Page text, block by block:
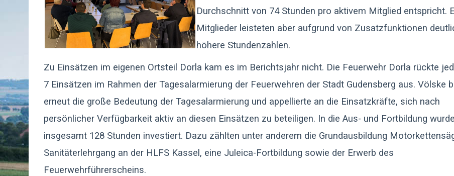
Durchschnitt von 74 Stunden pro aktivem Mitglied entspricht.
Mitglieder leisteten aber aufgrund von Zusatzfunktionen
höhere Stundenzahlen.
Zu Einsätzen im eigenen Ortsteil Dorla kam es im Berichtsjahr nicht. Die Feuerwehr Dorla rückte
7 Einsätzen im Rahmen der Tagesalarmierung der Feuerwehren der Stadt Gudensberg aus. Völske
erneut die große Bedeutung der Tagesalarmierung und appellierte an die Einsatzkräfte, sich nach
persönlicher Verfügbarkeit aktiv an diesen Einsätzen zu beteiligen. In die Aus- und Fortbildung
insgesamt 128 Stunden investiert. Dazu zählten unter anderem die Grundausbildung
Sanitäterlehrgang an der HLFS Kassel, eine Juleica-Fortbildung sowie der Erwerb des
Feuerwehrführerscheins.